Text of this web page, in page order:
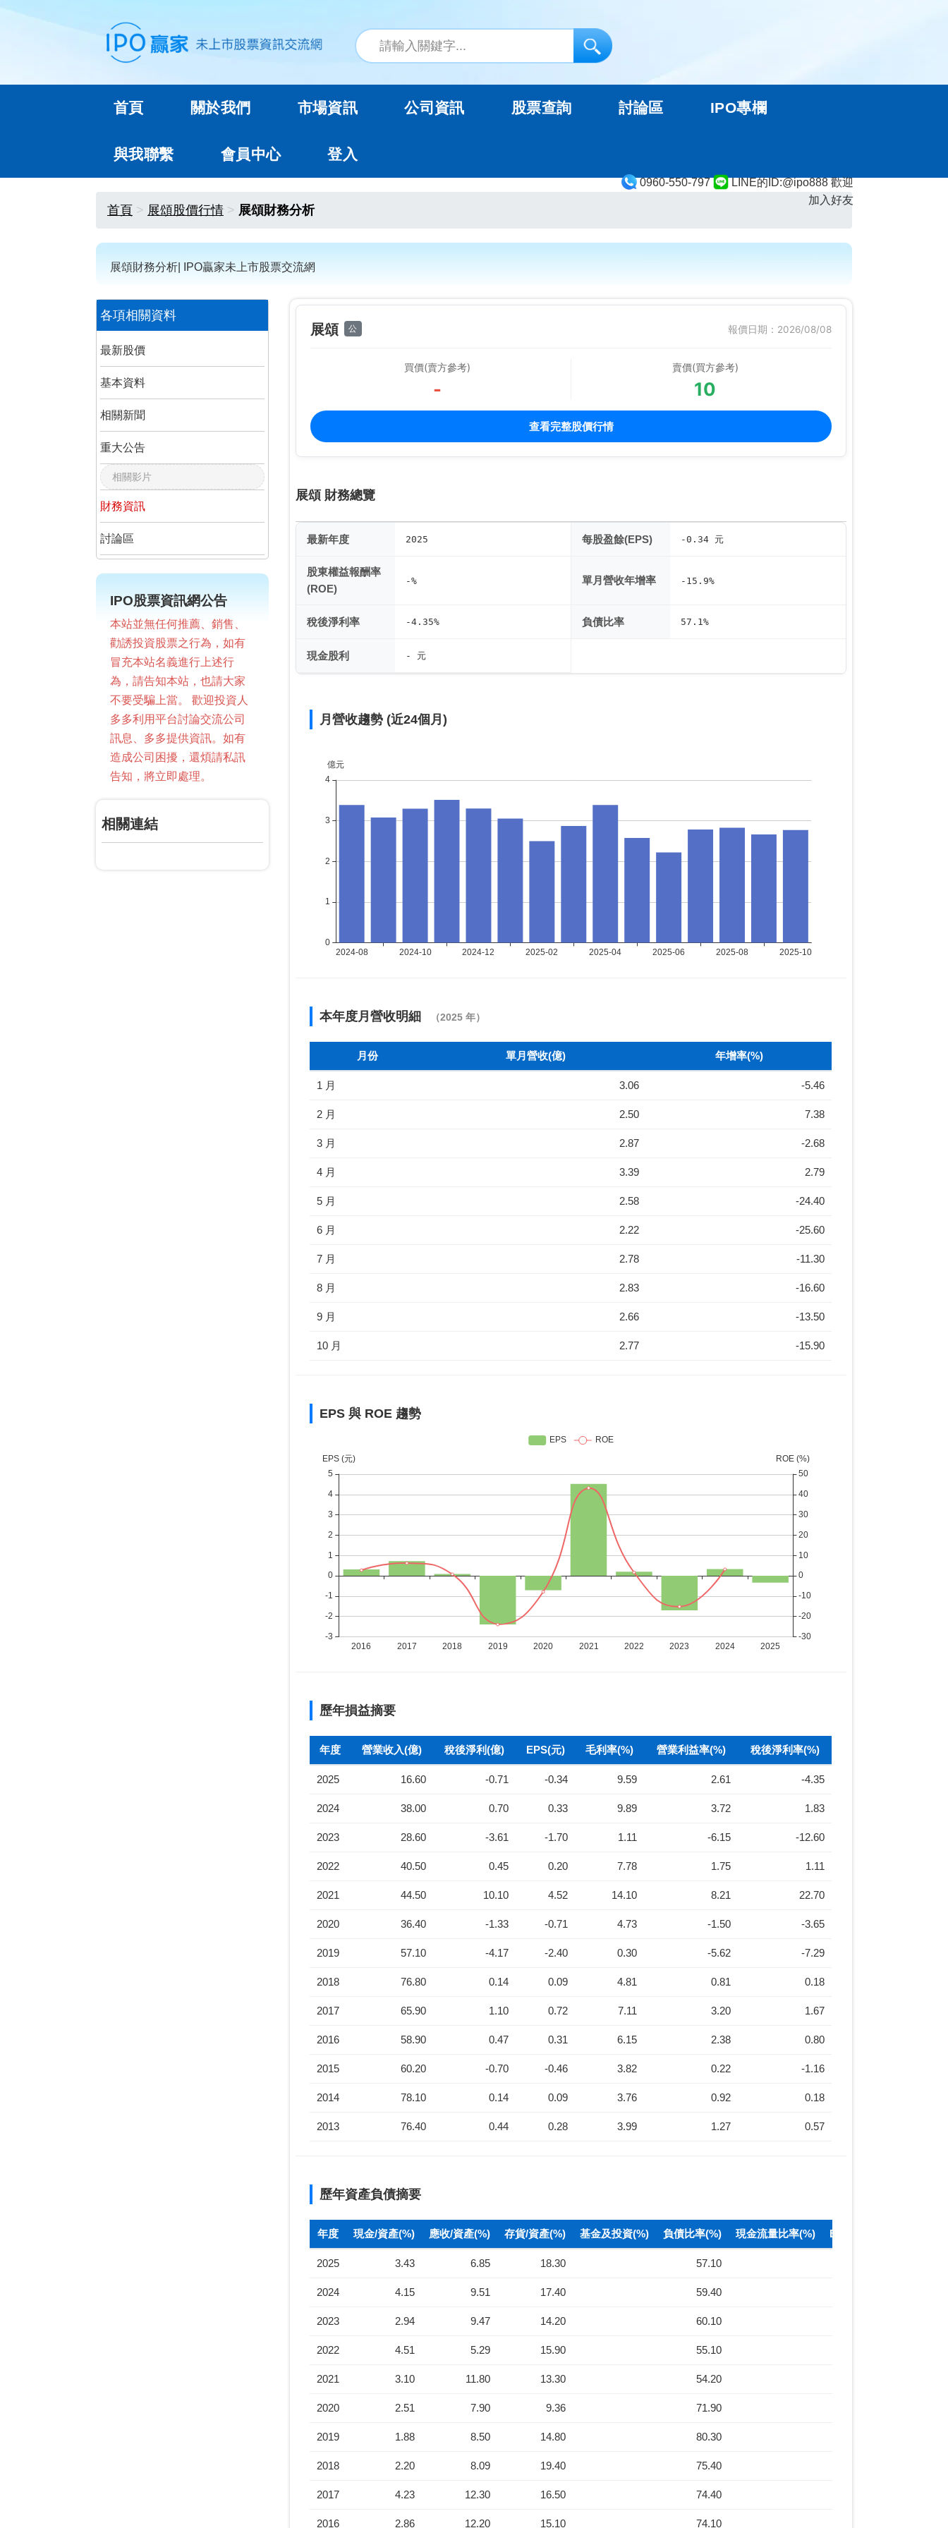
0960-550-797
LINE的ID:@ipo888 歡迎
加入好友
首頁 關於我們 市場資訊 公司資訊 股票查詢 討論區 IPO專欄
與我聯繫 會員中心 登入
首頁 展頌股價行情 展頌財務分析
展頌財務分析| IPO贏家未上市股票交流網
各項相關資料
最新股價
基本資料
相關新聞
重大公告
相關影片
財務資訊
討論區
IPO股票資訊網公告
本站並無任何推薦、銷售、
勸誘投資股票之行為，如有
冒充本站名義進行上述行
為，請告知本站，也請大家
不要受騙上當。 歡迎投資人
多多利用平台討論交流公司
訊息、多多提供資訊。如有
造成公司困擾，還煩請私訊
告知，將立即處理。
相關連結
展頌 公 報價日期：2026/08/08
買價(賣方參考)
-
賣價(買方參考)
10
查看完整股價行情
展頌 財務總覽
最新年度 2025 每股盈餘(EPS) -0.34 元
股東權益報酬率
(ROE)
-% 單月營收年增率 -15.9%
稅後淨利率 -4.35% 負債比率 57.1%
現金股利 - 元
月營收趨勢 (近24個月)
本年度月營收明細 （2025 年）
月份 單月營收(億) 年增率(%)
1 月 3.06 -5.46
2 月 2.50 7.38
3 月 2.87 -2.68
4 月 3.39 2.79
5 月 2.58 -24.40
6 月 2.22 -25.60
7 月 2.78 -11.30
8 月 2.83 -16.60
9 月 2.66 -13.50
10 月 2.77 -15.90
EPS 與 ROE 趨勢
歷年損益摘要
年度 營業收入(億) 稅後淨利(億) EPS(元) 毛利率(%) 營業利益率(%) 稅後淨利率(%)
2025 16.60 -0.71 -0.34 9.59 2.61 -4.35
2024 38.00 0.70 0.33 9.89 3.72 1.83
2023 28.60 -3.61 -1.70 1.11 -6.15 -12.60
2022 40.50 0.45 0.20 7.78 1.75 1.11
2021 44.50 10.10 4.52 14.10 8.21 22.70
2020 36.40 -1.33 -0.71 4.73 -1.50 -3.65
2019 57.10 -4.17 -2.40 0.30 -5.62 -7.29
2018 76.80 0.14 0.09 4.81 0.81 0.18
2017 65.90 1.10 0.72 7.11 3.20 1.67
2016 58.90 0.47 0.31 6.15 2.38 0.80
2015 60.20 -0.70 -0.46 3.82 0.22 -1.16
2014 78.10 0.14 0.09 3.76 0.92 0.18
2013 76.40 0.44 0.28 3.99 1.27 0.57
歷年資產負債摘要
年度 現金/資產(%) 應收/資產(%) 存貨/資產(%) 基金及投資(%) 負債比率(%) 現金流量比率(%) BPS(元)
2025 3.43 6.85 18.30 57.10
2024 4.15 9.51 17.40 59.40
2023 2.94 9.47 14.20 60.10
2022 4.51 5.29 15.90 55.10
2021 3.10 11.80 13.30 54.20
2020 2.51 7.90 9.36 71.90
2019 1.88 8.50 14.80 80.30
2018 2.20 8.09 19.40 75.40
2017 4.23 12.30 16.50 74.40
2016 2.86 12.20 15.10 74.10